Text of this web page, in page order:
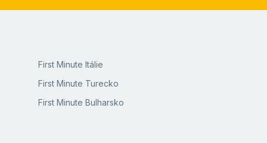
First Minute Itálie
First Minute Turecko
First Minute Bulharsko